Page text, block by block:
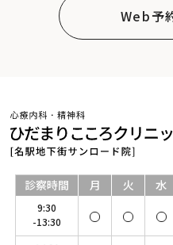
Web予
診察時間 月 火 水
9:30
-13:30